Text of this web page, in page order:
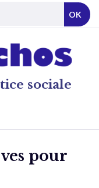
sociale
OK
pour